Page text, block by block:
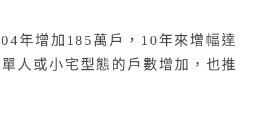
年增加185萬戶，10年來增幅達
人或小宅型態的戶數增加，也推